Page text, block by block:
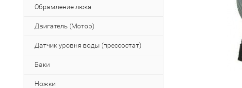
Обрамление люка
Двигатель (Мотор)
Датчик уровня воды (прессостат)
Баки
Ножки